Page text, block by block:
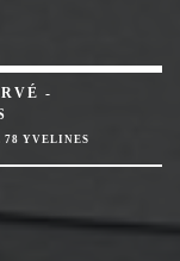
-
78 YVELINES